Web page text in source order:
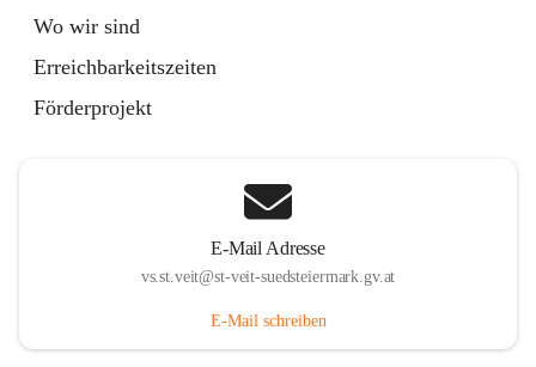
Wo wir sind
Erreichbarkeitszeiten
Förderprojekt
E-Mail Adresse
vs.st.veit@st-veit-suedsteiermark.gv.at
E-Mail schreiben